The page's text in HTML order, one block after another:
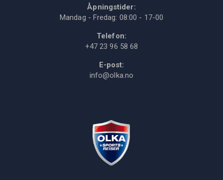
Åpningstider:
Mandag - Fredag: 08:00 - 17-00
Telefon:
+47 23 96 58 68
E-post:
info@olka.no